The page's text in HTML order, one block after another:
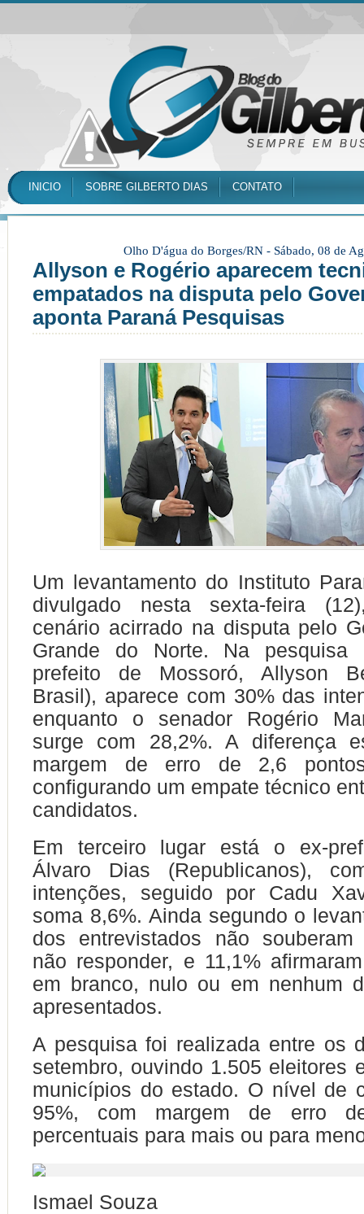
INICIO SOBRE GILBERTO DIAS CONTATO
Olho D'água do Borges/RN - Sábado, 08 de
Allyson e Rogério aparecem
empatados na disputa pelo
aponta Paraná Pesquisas
Um levantamento do Instituto
divulgado nesta sexta-feira
cenário acirrado na disputa pelo
Grande do Norte. Na pesquisa
prefeito de Mossoró, Allyson
Brasil), aparece com 30% das
enquanto o senador Rogério
surge com 28,2%. A diferença
margem de erro de 2,6
configurando um empate técnico
candidatos.
Em terceiro lugar está o ex-
Álvaro Dias (Republicanos),
intenções, seguido por Cadu
soma 8,6%. Ainda segundo o
dos entrevistados não
não responder, e 11,1%
em branco, nulo ou em nenhum
apresentados.
A pesquisa foi realizada entre os
setembro, ouvindo 1.505 eleitores
municípios do estado. O nível de
95%, com margem de erro
percentuais para mais ou para
Ismael Souza